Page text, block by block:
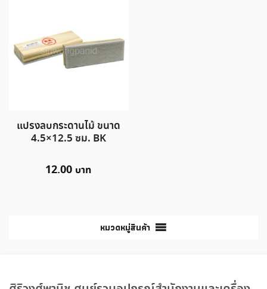
แปรงลบกระดานไม้ ขนาด
4.5×12.5 ซม. BK
12.00
หมวดหมู่สินค้า